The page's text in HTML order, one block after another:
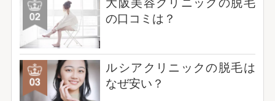
の口コミは？
ルシアクリニックの脱毛は
なぜ安い？